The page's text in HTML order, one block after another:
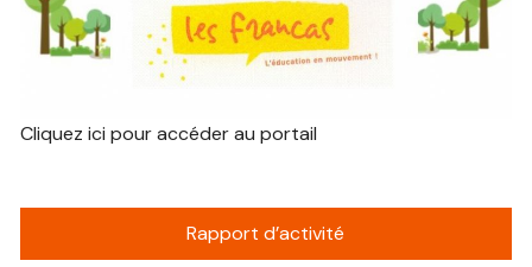
Cliquez ici pour accéder au portail
Rapport d’activité